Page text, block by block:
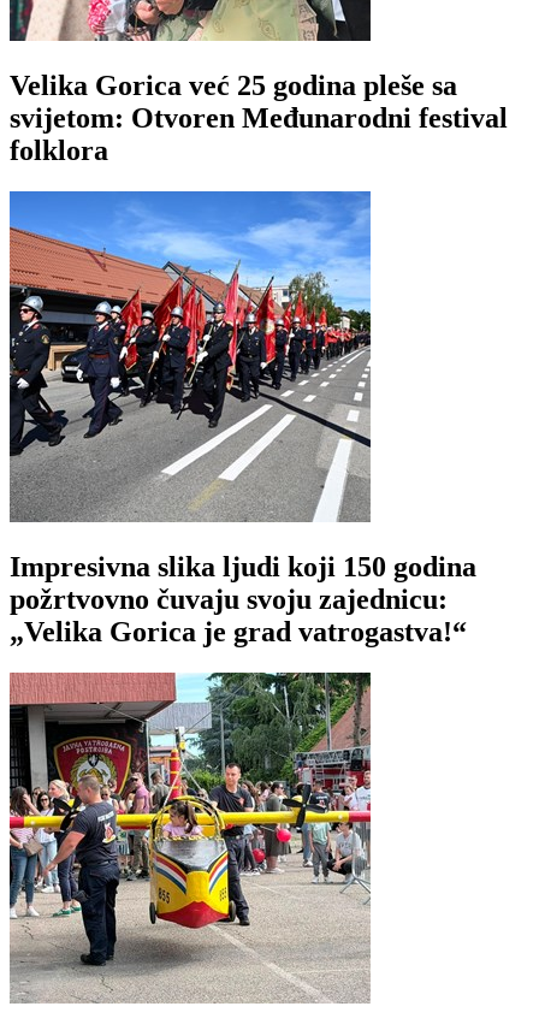
Velika Gorica već 25 godina pleše sa
svijetom: Otvoren Međunarodni festival
folklora
Impresivna slika ljudi koji 150 godina
požrtvovno čuvaju svoju zajednicu:
„Velika Gorica je grad vatrogastva!“